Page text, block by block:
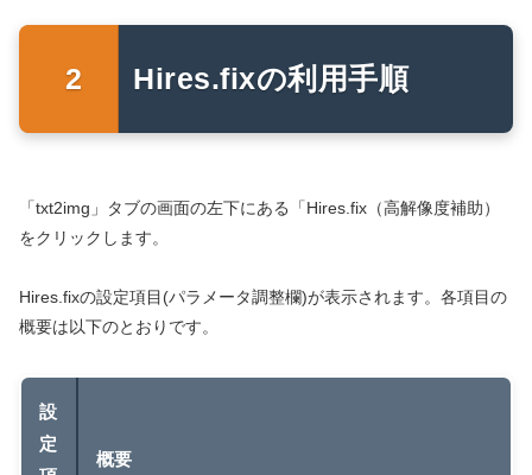
Hires.fixの利用手順
「txt2img」タブの画面の左下にある「Hires.fix（高解像度補助）
をクリックします。
Hires.fixの設定項目(パラメータ調整欄)が表示されます。各項目の
概要は以下のとおりです。
設
定
概要